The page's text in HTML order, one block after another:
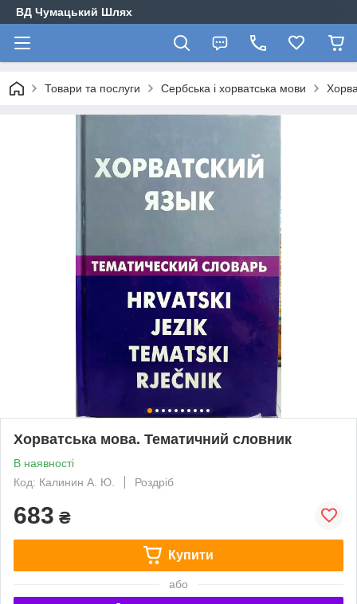
ВД Чумацький Шлях
Товари та послуги Сербська і хорватська мови
Хорватська мова. Тематичний словник
В наявності
Код: Калинин А. Ю.
Роздріб
683 ₴
Купити
або